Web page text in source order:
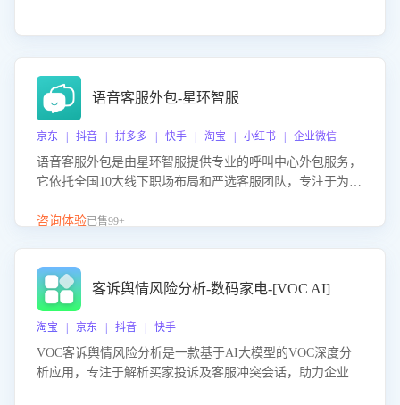
语音客服外包-星环智服
京东 | 抖音 | 拼多多 | 快手 | 淘宝 | 小红书 | 企业微信
语音客服外包是由星环智服提供专业的呼叫中心外包服务，
它依托全国10大线下职场布局和严选客服团队，专注于为企
客服团队和智能工具提升语音客服服务效率和质量，帮助企
咨询体验已售99+
客诉舆情风险分析-数码家电-[VOC AI]
淘宝 | 京东 | 抖音 | 快手
VOC客诉舆情风险分析是一款基于AI大模型的VOC深度分
析应用，专注于解析买家投诉及客服冲突会话，助力企业精